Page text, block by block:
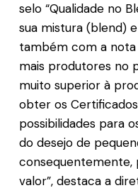
selo “Qualidade no
sua mistura (blend)
também com a nota
mais produtores no
muito superior à
obter os Certificados
possibilidades para
do desejo de
consequentemente,
valor”, destaca a